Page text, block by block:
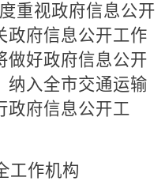
重视政府信息公开
政府信息公开工作
做好政府信息公开
纳入全市交通运输
政府信息公开工
工作机构